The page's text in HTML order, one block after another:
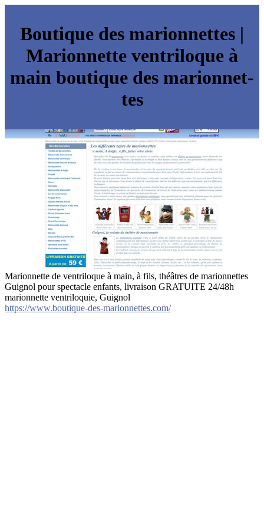
Boutique des ma­rion­net­tes |
Marionnette ventriloque à
main boutique des ma­rion­net­
tes
Marionnette de ventriloque à main, à fils, théâtres de marionnettes
Guignol pour spectacle enfants, livraison GRATUITE 24/48h
marionnette ventriloquie, Guignol
https://www.boutique-des-marionnettes.com/